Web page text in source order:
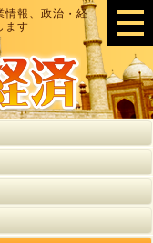
情報、政治・経
ます